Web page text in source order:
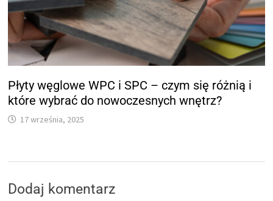
Płyty węglowe WPC i SPC – czym się różnią i
które wybrać do nowoczesnych wnętrz?
17 września, 2025
Dodaj komentarz